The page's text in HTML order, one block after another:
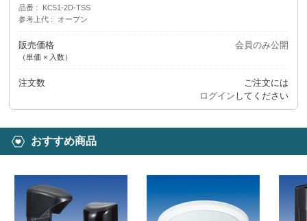
品番
KC51-2D-TSS
参考上代
オープン
販売価格
（単価 × 入数）
会員のみ公開
注文数
ご注文には
ログイン してください
おすすめ商品